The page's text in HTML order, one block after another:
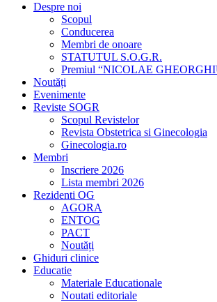
Despre noi
Scopul
Conducerea
Membri de onoare
STATUTUL S.O.G.R.
Premiul “NICOLAE
Noutăți
Evenimente
Reviste SOGR
Scopul Revistelor
Revista Obstetrica si Ginecologia
Ginecologia.ro
Membri
Inscriere 2026
Lista membri 2026
Rezidenti OG
AGORA
ENTOG
PACT
Noutăți
Ghiduri clinice
Educatie
Materiale Educationale
Noutati editoriale